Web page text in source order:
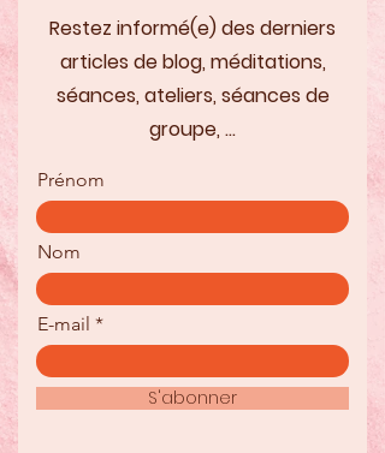
Restez informé(e) des derniers
articles de blog, méditations,
séances, ateliers, séances de
groupe, ...
Prénom
Nom
E-mail
S'abonner